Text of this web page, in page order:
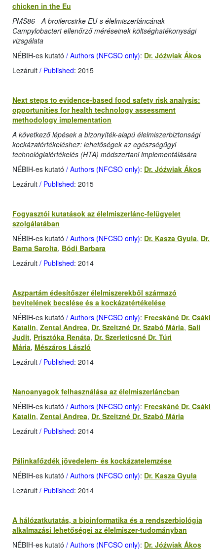
chicken in the Eu
PMS86 - A broilercsirke EU-s élelmiszerláncának
Campylobactert ellenőrző méréseinek költséghatékonysági
vizsgálata
NÉBIH-es kutató / Authors (NFCSO only): Dr. Jóźwiak Ákos
Lezárult / Published: 2015
Next steps to evidence-based food safety risk analysis:
opportunities for health technology assessment
methodology implementation
A következő lépések a bizonyíték-alapú élelmiszerbiztonsági
kockázatértékeléshez: lehetőségek az egészségügyi
technológiaiértékelés (HTA) módszertani implementálására
NÉBIH-es kutató / Authors (NFCSO only): Dr. Jóźwiak Ákos
Lezárult / Published: 2015
Fogyasztói kutatások az élelmiszerlánc-felügyelet
szolgálatában
NÉBIH-es kutató / Authors (NFCSO only): Dr. Kasza Gyula, Dr.
Barna Sarolta, Bódi Barbara
Lezárult / Published: 2014
Aszpartám édesítőszer élelmiszerekből származó
bevitelének becslése és a kockázatértékelése
NÉBIH-es kutató / Authors (NFCSO only): Frecskáné Dr. Csáki
Katalin, Zentai Andrea, Dr. Szeitzné Dr. Szabó Mária, Sali
Judit, Prisztóka Renáta, Dr. Szerleticsné Dr. Túri
Mária, Mészáros László
Lezárult / Published: 2014
Nanoanyagok felhasználása az élelmiszerláncban
NÉBIH-es kutató / Authors (NFCSO only): Frecskáné Dr. Csáki
Katalin, Zentai Andrea, Dr. Szeitzné Dr. Szabó Mária
Lezárult / Published: 2014
Pálinkafőzdék jövedelem- és kockázatelemzése
NÉBIH-es kutató / Authors (NFCSO only): Dr. Kasza Gyula
Lezárult / Published: 2014
A hálózatkutatás, a bioinformatika és a rendszerbiológia
alkalmazási lehetőségei az élelmiszer-tudományban
NÉBIH-es kutató / Authors (NFCSO only): Dr. Jóźwiak Ákos